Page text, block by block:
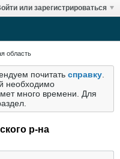
или зарегистрироваться
область
почитать справку
необходимо
много времени. Для
р-на